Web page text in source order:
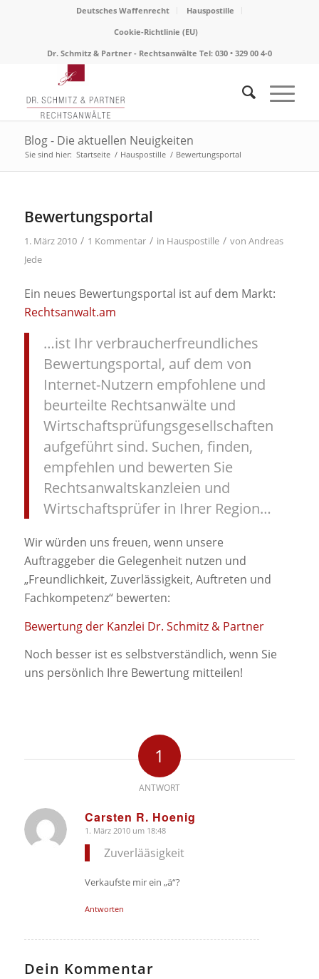
Deutsches Waffenrecht
Hauspostille
Cookie-Richtlinie (EU)
Dr. Schmitz & Partner - Rechtsanwälte Tel: 030 • 329 00 4-0
Blog - Die aktuellen Neuigkeiten
Sie sind hier: Startseite / Hauspostille / Bewertungsportal
Bewertungsportal
1. März 2010 / 1 Kommentar / in Hauspostille / von Andreas
Jede
Ein neues Bewertungsportal ist auf dem Markt:
Rechtsanwalt.am
…ist Ihr verbraucherfreundliches
Bewertungsportal, auf dem von
Internet-Nutzern empfohlene und
beurteilte Rechtsanwälte und
Wirtschaftsprüfungsgesellschaften
aufgeführt sind. Suchen, finden,
empfehlen und bewerten Sie
Rechtsanwaltskanzleien und
Wirtschaftsprüfer in Ihrer Region…
Wir würden uns freuen, wenn unsere
Auftraggeber die Gelegenheit nutzen und
„Freundlichkeit, Zuverlässigkeit, Auftreten und
Fachkompetenz“ bewerten:
Bewertung der Kanzlei Dr. Schmitz & Partner
Noch besser ist es selbstverständlich, wenn Sie
uns persönlich Ihre Bewertung mitteilen!
1
ANTWORT
Carsten R. Hoenig
sagte:
1. März 2010 um 18:48
Zuverlääsigkeit
Verkaufste mir ein „ä“?
Antworten
Dein Kommentar